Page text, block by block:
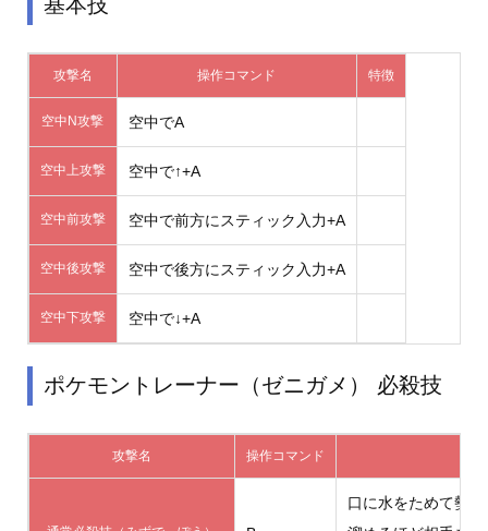
基本技
攻撃名 操作コマンド 特徴
空中N攻撃 空中でA
空中上攻撃 空中で↑+A
空中前攻撃 空中で前方にスティック入力+A
空中後攻撃 空中で後方にスティック入力+A
空中下攻撃 空中で↓+A
ポケモントレーナー（ゼニガメ） 必殺技
攻撃名 操作コマンド
口に水をためて勢